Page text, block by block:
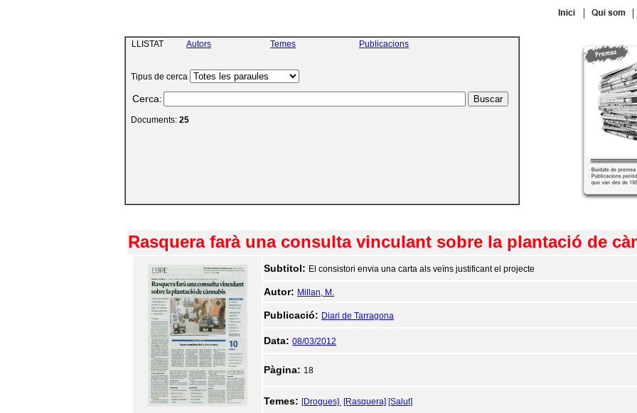
| |
LLISTAT Autors Temes Publicacions
Tipus de cerca
Cerca:
Documents: 25
Rasquera farà una consulta vinculant sobre la plantació de
Subtitol: El consistori envia una carta als veïns justificant el projecte
Autor: Millan, M.
Publicació: Diari de Tarragona
Data: 08/03/2012
Pàgina: 18
Temes: [Drogues] [Rasquera] [Salut]